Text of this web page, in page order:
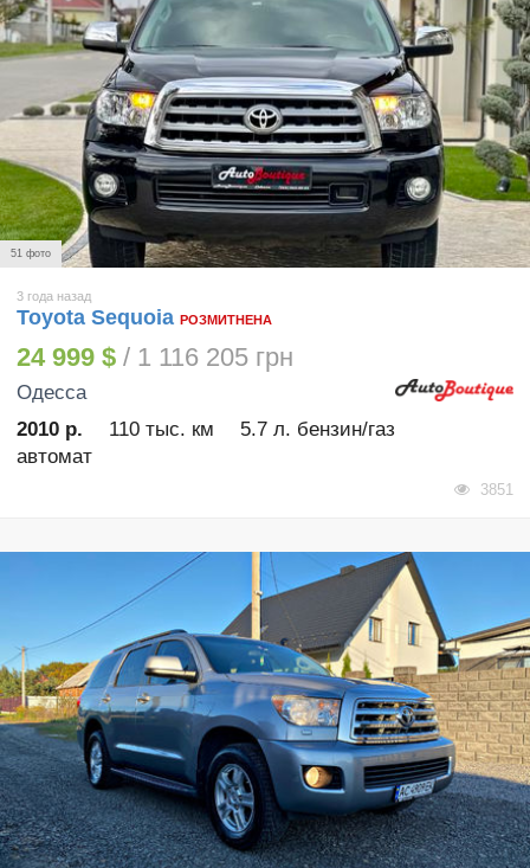
51 фото
3 года назад
Toyota Sequoia РОЗМИТНЕНА
24 999 $ / 1 116 205 грн
Одесса
2010 р.
110 тыс. км
5.7 л. бензин/газ
автомат
3851